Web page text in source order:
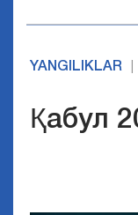
YANGILIKLAR
Қабул